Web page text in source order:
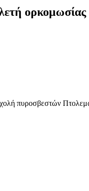
ορκομωσίας